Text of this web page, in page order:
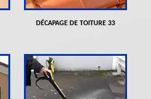
DÉCAPAGE DE TOITURE 33